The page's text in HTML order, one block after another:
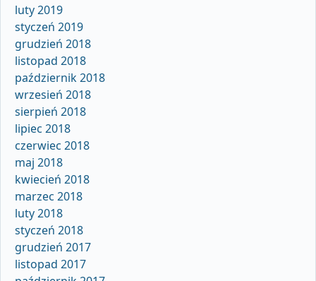
luty 2019
styczeń 2019
grudzień 2018
listopad 2018
październik 2018
wrzesień 2018
sierpień 2018
lipiec 2018
czerwiec 2018
maj 2018
kwiecień 2018
marzec 2018
luty 2018
styczeń 2018
grudzień 2017
listopad 2017